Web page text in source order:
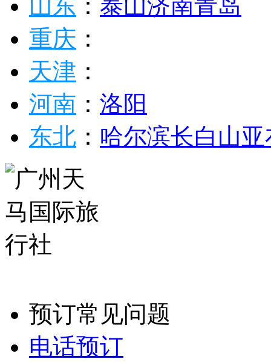
山东 ： 泰山济南青岛
重庆 ：
天津 ：
河南 ： 洛阳
东北 ： 哈尔滨长白山
预订常见问题
电话预订